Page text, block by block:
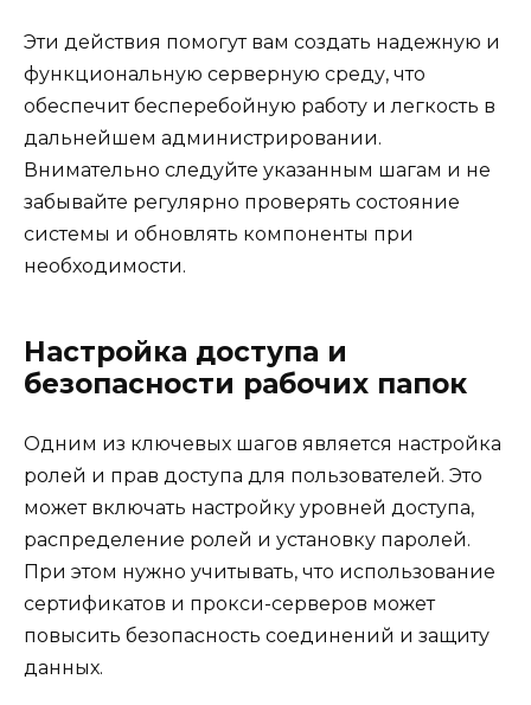
Эти действия помогут вам создать надежную и
функциональную серверную среду, что
обеспечит бесперебойную работу и легкость в
дальнейшем администрировании.
Внимательно следуйте указанным шагам и не
забывайте регулярно проверять состояние
системы и обновлять компоненты при
необходимости.
Настройка доступа и
безопасности рабочих папок
Одним из ключевых шагов является настройка
ролей и прав доступа для пользователей. Это
может включать настройку уровней доступа,
распределение ролей и установку паролей.
При этом нужно учитывать, что использование
сертификатов и прокси-серверов может
повысить безопасность соединений и защиту
данных.